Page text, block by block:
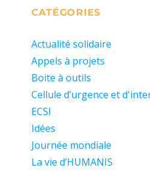
CATÉGORIES
Actualité solidaire
Appels à projets
Boite à outils
Cellule d’urgence et
ECSI
Idées
Journée mondiale
La vie d’HUMANIS